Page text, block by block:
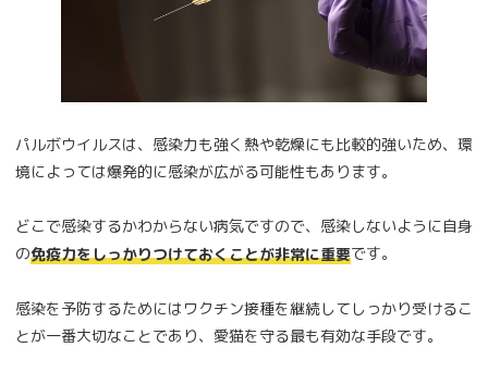
パルボウイルスは、感染力も強く熱や乾燥にも比較的強いため、環
境によっては爆発的に感染が広がる可能性もあります。
どこで感染するかわからない病気ですので、感染しないように自身
の免疫力をしっかりつけておくことが非常に重要です。
感染を予防するためにはワクチン接種を継続してしっかり受けるこ
とが一番大切なことであり、愛猫を守る最も有効な手段です。